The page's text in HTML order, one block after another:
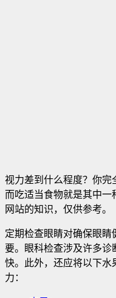
视力差到什么程度？你完
而吃适当食物就是其中
网站的知识，仅供参考。
定期检查眼睛对确保眼
要。眼科检查涉及许多诊
快。此外，还应将以下水
力：